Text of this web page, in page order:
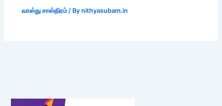
வாஸ்து சாஸ்திரம்/ Bynithyasubam.in